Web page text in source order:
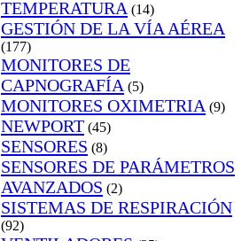
TEMPERATURA (14)
GESTIÓN DE LA VÍA AÉREA
(177)
MONITORES DE
CAPNOGRAFÍA (5)
MONITORES OXIMETRIA (9)
NEWPORT (45)
SENSORES (8)
SENSORES DE PARÁMETROS
AVANZADOS (2)
SISTEMAS DE RESPIRACIÓN
(92)